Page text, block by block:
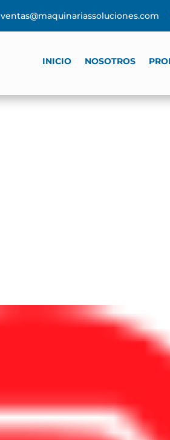
ventas@maquinariassoluciones.com
INICIO NOSOTROS